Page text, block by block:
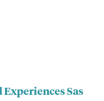
Experiences Sas